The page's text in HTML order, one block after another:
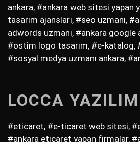
ankara, #ankara web sitesi yapan
tasarım ajansları, #seo uzmanı,
adwords uzmanı, #ankara google
#ostim logo tasarım, #e-katalog,
#sosyal medya uzmanı ankara,
LOCCA YAZILIM
#eticaret, #e-ticaret web sitesi,
#ankara eticaret yapan firmalar,